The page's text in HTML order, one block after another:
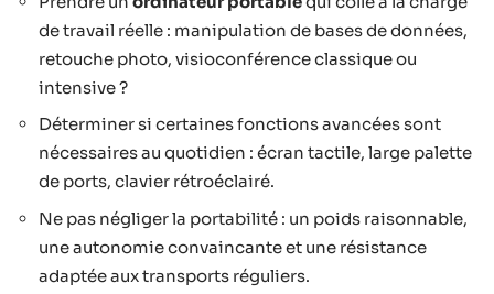
de travail réelle : manipulation de bases de données,
retouche photo, visioconférence classique ou
intensive ?
Déterminer si certaines fonctions avancées sont
nécessaires au quotidien : écran tactile, large palette
de ports, clavier rétroéclairé.
Ne pas négliger la portabilité : un poids raisonnable,
une autonomie convaincante et une résistance
adaptée aux transports réguliers.